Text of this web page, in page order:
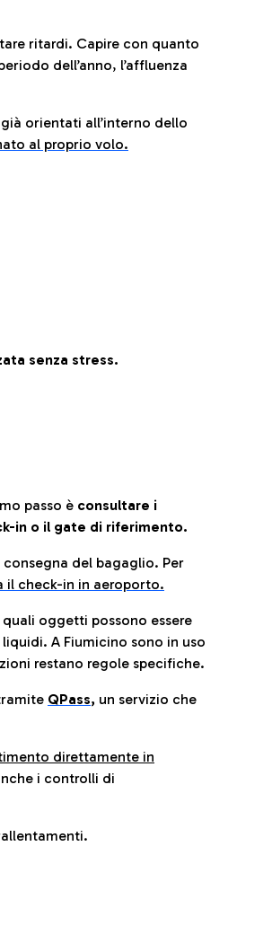
ritardi. Capire con quanto
dell’anno, l’affluenza
orientati all’interno dello
al proprio volo.
senza stress.
passo è consultare i
in o il gate di riferimento.
consegna del bagaglio. Per
il check-in in aeroporto.
oggetti possono essere
A Fiumicino sono in uso
restano regole specifiche.
QPass, un servizio che
direttamente in
i controlli di